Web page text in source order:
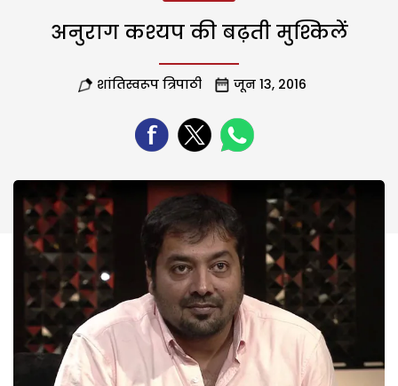
अनुराग कश्यप की बढ़ती मुश्किलें
शांतिस्वरूप त्रिपाठी जून 13, 2016